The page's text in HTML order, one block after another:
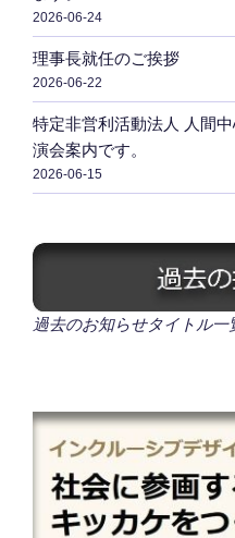
2026-06-24
理事長就任のご挨拶
2026-06-22
特定非営利活動法人 人間
演会案内です。
2026-06-15
過去のお知らせタイトル一